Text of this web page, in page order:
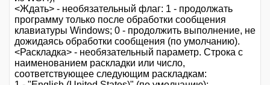
<Ждать> - необязательный флаг: 1 - продолжать
программу только после обработки сообщения
клавиатуры Windows; 0 - продолжить выполнение, не
дожидаясь обработки сообщения (по умолчанию).
<Раскладка> - необязательный параметр. Строка с
наименованием раскладки или число,
соответствующее следующим раскладкам: